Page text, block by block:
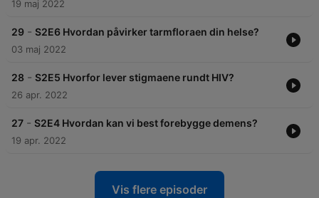
19 maj 2022
29 - S2E6 Hvordan påvirker tarmfloraen din helse?
03 maj 2022
28 - S2E5 Hvorfor lever stigmaene rundt HIV?
26 apr. 2022
27 - S2E4 Hvordan kan vi best forebygge demens?
19 apr. 2022
Vis flere episoder